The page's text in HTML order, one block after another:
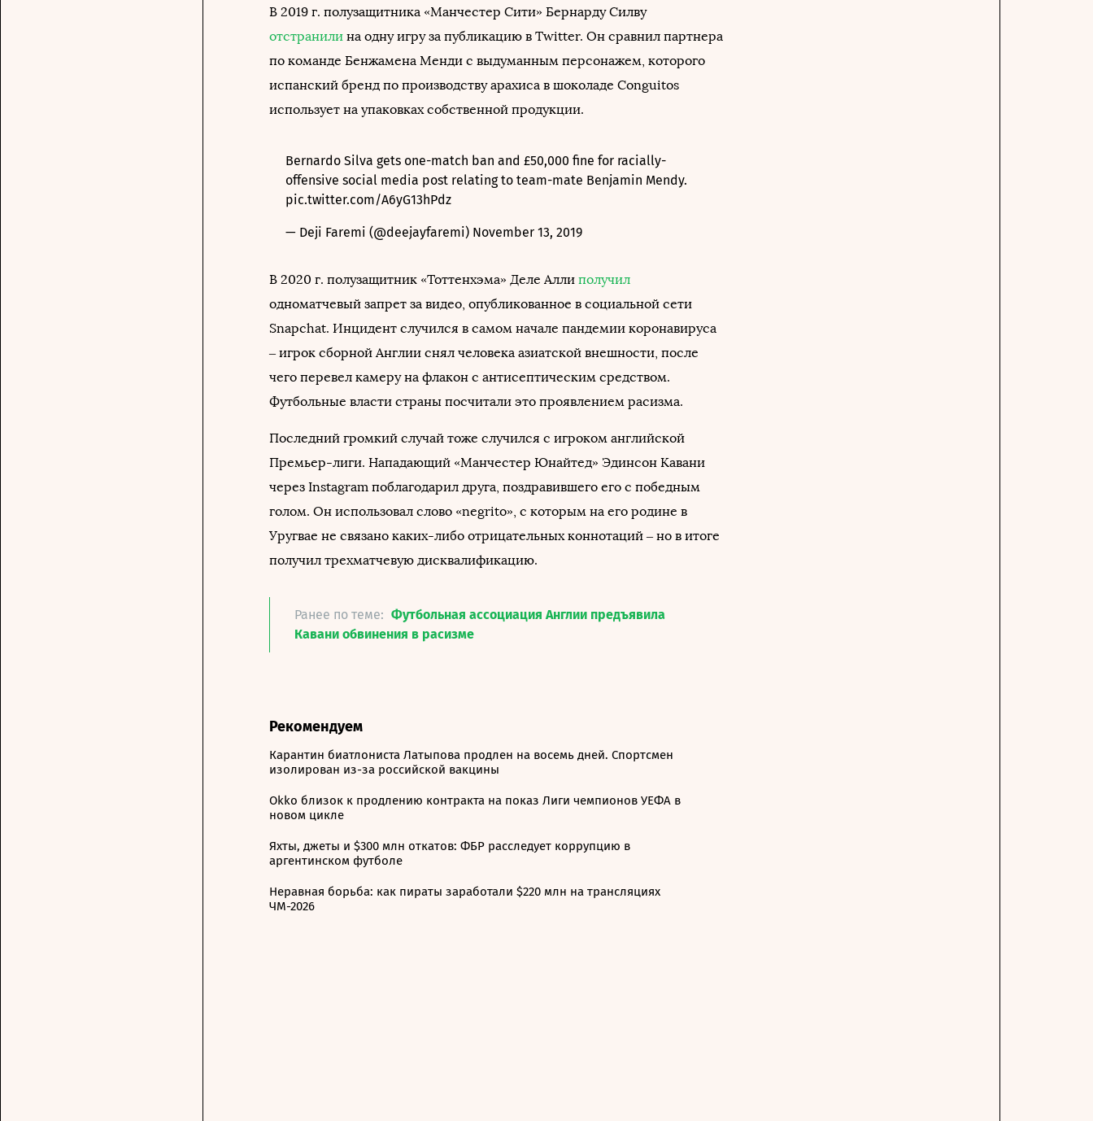
В 2019 г. полузащитника «Манчестер Сити» Бернарду Силву
отстранили на одну игру за публикацию в Twitter. Он сравнил партнера
по команде Бенжамена Менди с выдуманным персонажем, которого
испанский бренд по производству арахиса в шоколаде Conguitos
использует на упаковках собственной продукции.
Bernardo Silva gets one-match ban and £50,000 fine for racially-
offensive social media post relating to team-mate Benjamin Mendy.
pic.twitter.com/A6yG13hPdz
— Deji Faremi (@deejayfaremi) November 13, 2019
В 2020 г. полузащитник «Тоттенхэма» Деле Алли получил
одноматчевый запрет за видео, опубликованное в социальной сети
Snapchat. Инцидент случился в самом начале пандемии коронавируса
– игрок сборной Англии снял человека азиатской внешности, после
чего перевел камеру на флакон с антисептическим средством.
Футбольные власти страны посчитали это проявлением расизма.
Последний громкий случай тоже случился с игроком английской
Премьер-лиги. Нападающий «Манчестер Юнайтед» Эдинсон Кавани
через Instagram поблагодарил друга, поздравившего его с победным
голом. Он использовал слово «negrito», с которым на его родине в
Уругвае не связано каких-либо отрицательных коннотаций – но в итоге
получил трехматчевую дисквалификацию.
Ранее по теме: Футбольная ассоциация Англии предъявила
Кавани обвинения в расизме
Рекомендуем
Карантин биатлониста Латыпова продлен на восемь дней. Спортсмен
изолирован из-за российской вакцины
Okko близок к продлению контракта на показ Лиги чемпионов УЕФА в
новом цикле
Яхты, джеты и $300 млн откатов: ФБР расследует коррупцию в
аргентинском футболе
Неравная борьба: как пираты заработали $220 млн на трансляциях
ЧМ-2026